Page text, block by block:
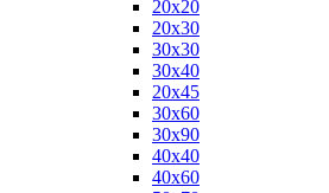
20х20
20х30
30х30
30х40
20х45
30х60
30х90
40х40
40х60